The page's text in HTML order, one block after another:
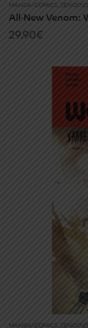
MANGA/COMICS,
All‑New Venom:
29.90€
MANGA/COMICS,